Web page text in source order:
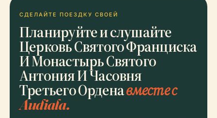
СДЕЛАЙТЕ ПОЕЗДКУ СВОЕЙ
Планируйте и слушайте
Церковь Святого Франциска
И Монастырь Святого
Антония И Часовня
Третьего Орденавместе с
Audiala.